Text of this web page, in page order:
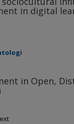
in digital
in Open,